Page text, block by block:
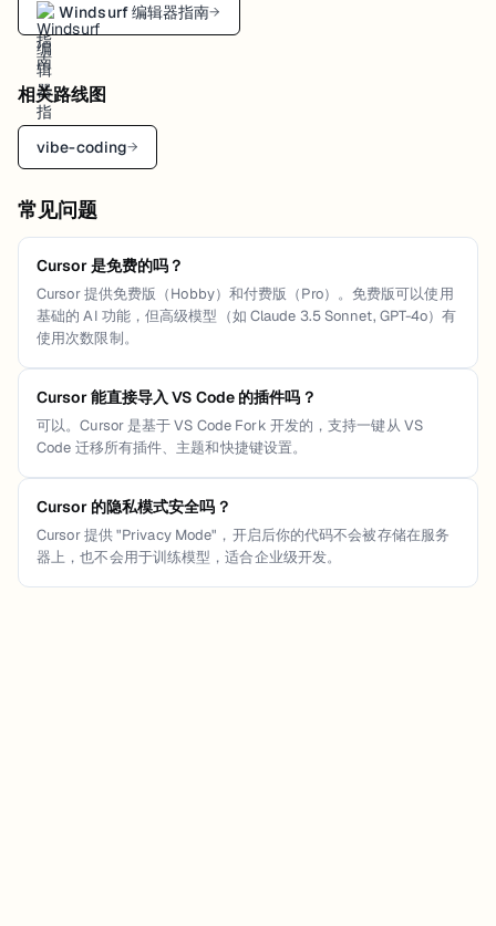
Windsurf 编辑器指南→
相关路线图
vibe-coding→
常见问题
Cursor 是免费的吗？
Cursor 提供免费版（Hobby）和付费版（Pro）。免费版可以使用
基础的 AI 功能，但高级模型（如 Claude 3.5 Sonnet, GPT-4o）有
使用次数限制。
Cursor 能直接导入 VS Code 的插件吗？
可以。Cursor 是基于 VS Code Fork 开发的，支持一键从 VS
Code 迁移所有插件、主题和快捷键设置。
Cursor 的隐私模式安全吗？
Cursor 提供 "Privacy Mode"，开启后你的代码不会被存储在服务
器上，也不会用于训练模型，适合企业级开发。